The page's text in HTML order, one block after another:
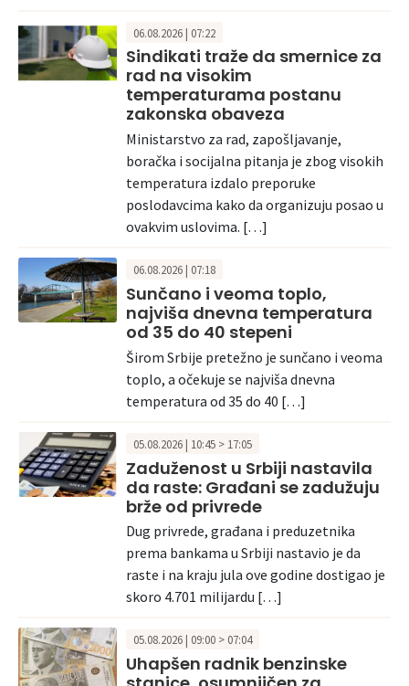
06.08.2026 | 07:22
Sindikati traže da smernice za
rad na visokim
temperaturama postanu
zakonska obaveza
Ministarstvo za rad, zapošljavanje,
boračka i socijalna pitanja je zbog visokih
temperatura izdalo preporuke
poslodavcima kako da organizuju posao u
ovakvim uslovima. […]
06.08.2026 | 07:18
Sunčano i veoma toplo,
najviša dnevna temperatura
od 35 do 40 stepeni
Širom Srbije pretežno je sunčano i veoma
toplo, a očekuje se najviša dnevna
temperatura od 35 do 40 […]
05.08.2026 | 10:45 > 17:05
Zaduženost u Srbiji nastavila
da raste: Građani se zadužuju
brže od privrede
Dug privrede, građana i preduzetnika
prema bankama u Srbiji nastavio je da
raste i na kraju jula ove godine dostigao je
skoro 4.701 milijardu […]
05.08.2026 | 09:00 > 07:04
Uhapšen radnik benzinske